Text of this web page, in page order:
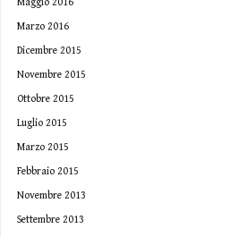
Maggio 2016
Marzo 2016
Dicembre 2015
Novembre 2015
Ottobre 2015
Luglio 2015
Marzo 2015
Febbraio 2015
Novembre 2013
Settembre 2013